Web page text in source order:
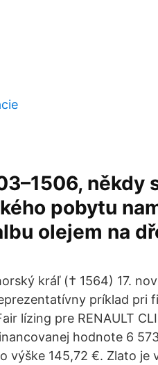
někdy
pobytu
olejem na
kráľ († 1564) 17.
príklad pri
lízing pre RENAULT
hodnote 6
výške 145,72 €. Zlato je